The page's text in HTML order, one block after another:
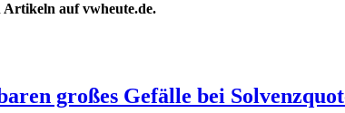
auf vwheute.de.
großes Gefälle bei